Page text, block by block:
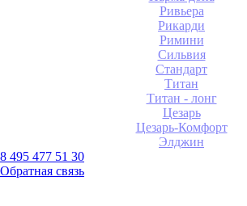
Ривьера
Рикарди
Римини
Сильвия
Стандарт
Титан
Титан - лонг
Цезарь
Цезарь-Комфорт
Элджин
8 495 477 51 30
Обратная связь